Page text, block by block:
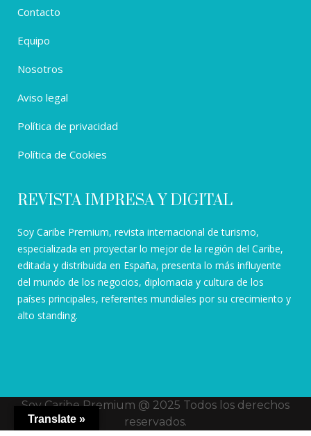
Contacto
Equipo
Nosotros
Aviso legal
Política de privacidad
Política de Cookies
REVISTA IMPRESA Y DIGITAL
Soy Caribe Premium, revista internacional de turismo,
especializada en proyectar lo mejor de la región del Caribe,
editada y distribuida en España, presenta lo más influyente
del mundo de los negocios, diplomacia y cultura de los
países principales, referentes mundiales por su crecimiento y
alto standing.
Soy Caribe Premium @ 2025 Todos los derechos
reservados.
Translate »